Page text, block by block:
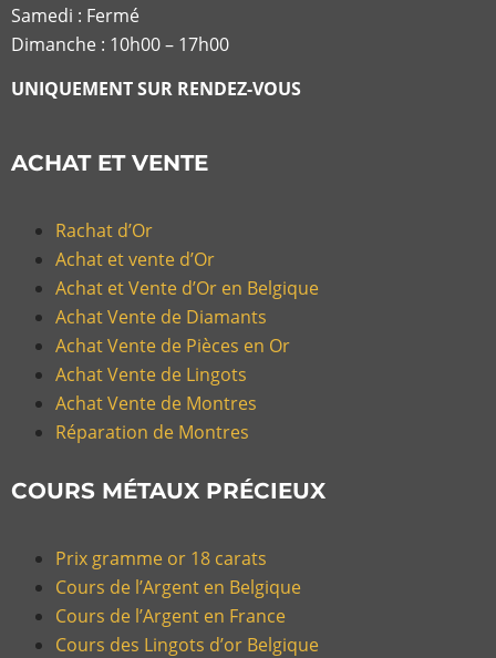
Samedi : Fermé
Dimanche : 10h00 – 17h00
UNIQUEMENT SUR RENDEZ-VOUS
ACHAT ET VENTE
Rachat d’Or
Achat et vente d’Or
Achat et Vente d’Or en Belgique
Achat Vente de Diamants
Achat Vente de Pièces en Or
Achat Vente de Lingots
Achat Vente de Montres
Réparation de Montres
COURS MÉTAUX PRÉCIEUX
Prix gramme or 18 carats
Cours de l’Argent en Belgique
Cours de l’Argent en France
Cours des Lingots d’or Belgique